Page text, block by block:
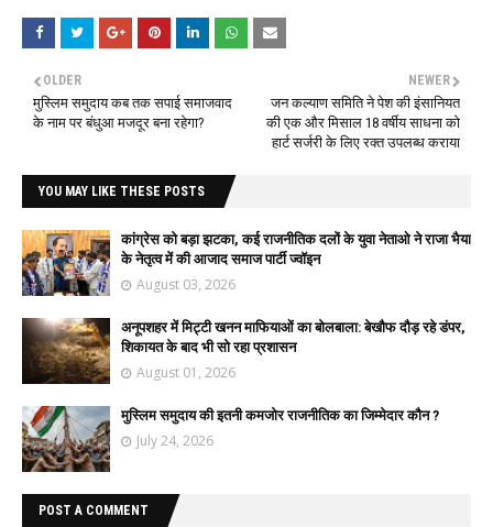
NEWER
जन कल्याण समिति ने पेश की इंसानियत
की एक और मिसाल 18 वर्षीय साधना को
हार्ट सर्जरी के लिए रक्त उपलब्ध कराया
OLDER
मुस्लिम समुदाय कब तक सपाई समाजवाद
के नाम पर बंधुआ मजदूर बना रहेगा?
YOU MAY LIKE THESE POSTS
कांग्रेस को बड़ा झटका, कई राजनीतिक दलों के युवा नेताओ ने राजा भैया
के नेतृत्व में की आजाद समाज पार्टी ज्वॉइन
August 03, 2026
अनूपशहर में मिट्टी खनन माफियाओं का बोलबाला: बेखौफ दौड़ रहे डंपर,
शिकायत के बाद भी सो रहा प्रशासन
August 01, 2026
मुस्लिम समुदाय की इतनी कमजोर राजनीतिक का जिम्मेदार कौन ?
July 24, 2026
POST A COMMENT